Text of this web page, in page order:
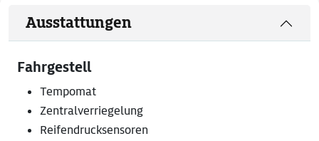
Ausstattungen
Fahrgestell
Tempomat
Zentralverriegelung
Reifendrucksensoren